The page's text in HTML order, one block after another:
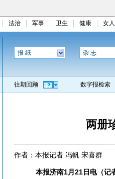
法治 军事 卫生 健康 女人
报 纸 杂 志
往期回顾 数字报检索
两册
作者：本报记者 冯帆 宋喜群
本报济南1月21日电（记